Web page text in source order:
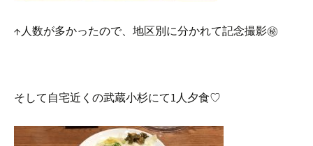
↑人数が多かったので、地区別に分かれて記念撮影㊙︎
そして自宅近くの武蔵小杉にて1人夕食♡